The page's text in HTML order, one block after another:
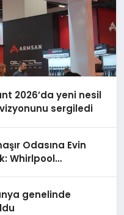
2026’da yeni nesil
sergiledi
Odasına Evin
Whirlpool
genelinde